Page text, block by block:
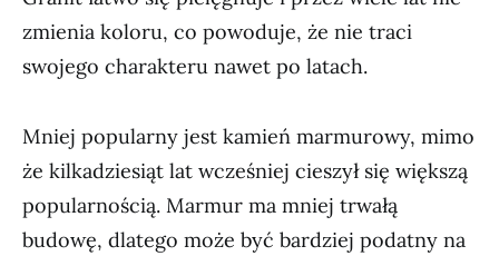
zmienia koloru, co powoduje, że nie traci
swojego charakteru nawet po latach.
Mniej popularny jest kamień marmurowy, mimo
że kilkadziesiąt lat wcześniej cieszył się większą
popularnością. Marmur ma mniej trwałą
budowę, dlatego może być bardziej podatny na